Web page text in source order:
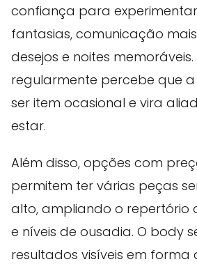
confiança para
fantasias, comunicação
desejos e noites
regularmente percebe que a
ser item ocasional e vira
estar.
Além disso, opções com
permitem ter várias peças
alto, ampliando o repertório
e níveis de ousadia. O body
resultados visíveis em forma